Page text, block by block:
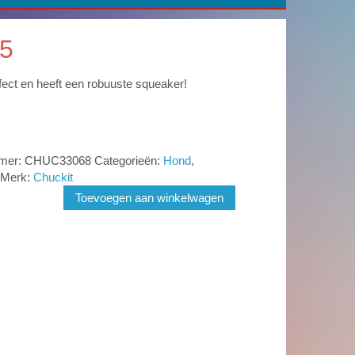
en heeft een robuuste squeaker!
CHUC33068 Categorieën: Hond,
Merk:Chuckit
Toevoegen aan winkelwagen